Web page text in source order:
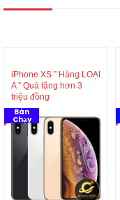
iPhone XS ” Hàng LOẠI
A ” Quà tặng hơn 3
triệu đồng
Bán
Chạy